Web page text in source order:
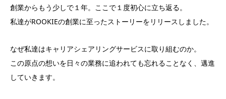
創業からもう少しで１年。ここで１度初心に立ち返る。
私達がROOKIEの創業に至ったストーリーをリリースしました。
なぜ私達はキャリアシェアリングサービスに取り組むのか。
この原点の想いを日々の業務に追われても忘れることなく、邁進
していきます。